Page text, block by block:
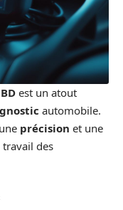
est un atout
automobile.
précision et une
des